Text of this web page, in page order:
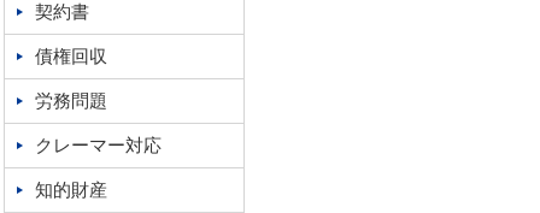
契約書
債権回収
労務問題
クレーマー対応
知的財産